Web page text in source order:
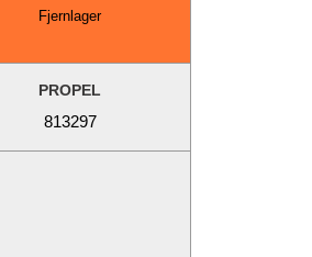
Fjernlager
PROPEL
813297